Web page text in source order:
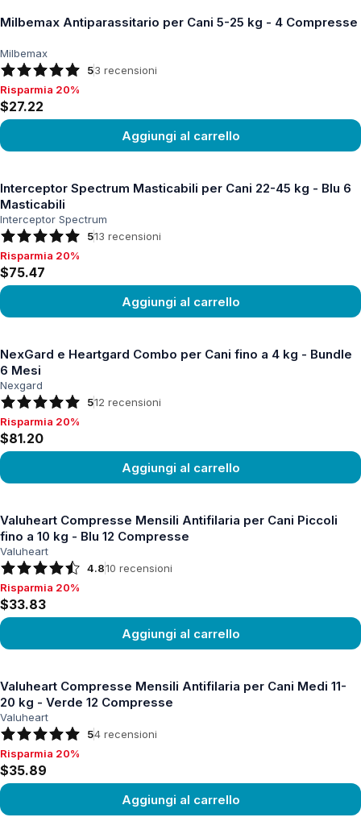
Milbemax Antiparassitario per Cani 5-25 kg - 4 Compresse
Milbemax
53 recensioni
Risparmia 20%, $27.22
Risparmia 20%
$27.22
Aggiungi al carrello
Interceptor Spectrum Masticabili per Cani 22-45 kg - Blu 6
Masticabili
Interceptor Spectrum
513 recensioni
Risparmia 20%, $75.47
Risparmia 20%
$75.47
Aggiungi al carrello
NexGard e Heartgard Combo per Cani fino a 4 kg - Bundle
6 Mesi
Nexgard
512 recensioni
Risparmia 20%, $81.20
Risparmia 20%
$81.20
Aggiungi al carrello
Valuheart Compresse Mensili Antifilaria per Cani Piccoli
fino a 10 kg - Blu 12 Compresse
Valuheart
4.810 recensioni
Risparmia 20%, $33.83
Risparmia 20%
$33.83
Aggiungi al carrello
Valuheart Compresse Mensili Antifilaria per Cani Medi 11-
20 kg - Verde 12 Compresse
Valuheart
54 recensioni
Risparmia 20%, $35.89
Risparmia 20%
$35.89
Aggiungi al carrello